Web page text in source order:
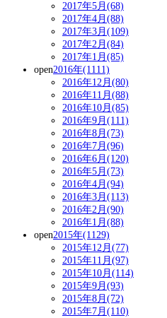
2017年5月(68)
2017年4月(88)
2017年3月(109)
2017年2月(84)
2017年1月(85)
open2016年(1111)
2016年12月(80)
2016年11月(88)
2016年10月(85)
2016年9月(111)
2016年8月(73)
2016年7月(96)
2016年6月(120)
2016年5月(73)
2016年4月(94)
2016年3月(113)
2016年2月(90)
2016年1月(88)
open2015年(1129)
2015年12月(77)
2015年11月(97)
2015年10月(114)
2015年9月(93)
2015年8月(72)
2015年7月(110)